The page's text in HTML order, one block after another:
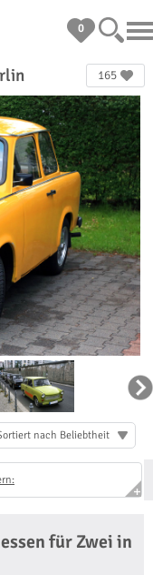
0
165
nach Beliebtheit
für Zwei in